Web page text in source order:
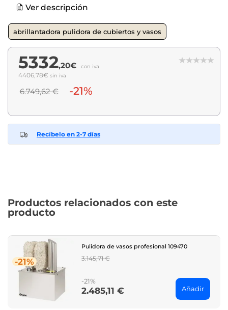
Ver descripción
abrillantadora pulidora de cubiertos y vasos
5332,20€ con iva
4406,78€ sin iva
6.749,62 € -21%
Recíbelo en 2-7 días
Productos relacionados con este
producto
-21%
Pulidora de vasos profesional 109470
Regular
3.145,71 €
-21%
Price
2.485,11 € Añadir